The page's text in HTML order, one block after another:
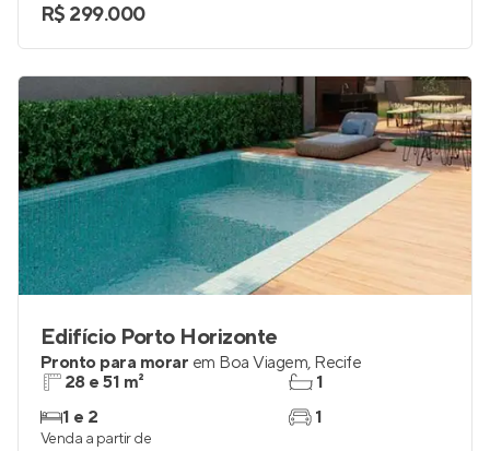
R$ 299.000
Edifício Porto Horizonte
Pronto para morar em Boa Viagem, Recife
28 e 51 m²
1 e 2
1
1
Venda a partir de